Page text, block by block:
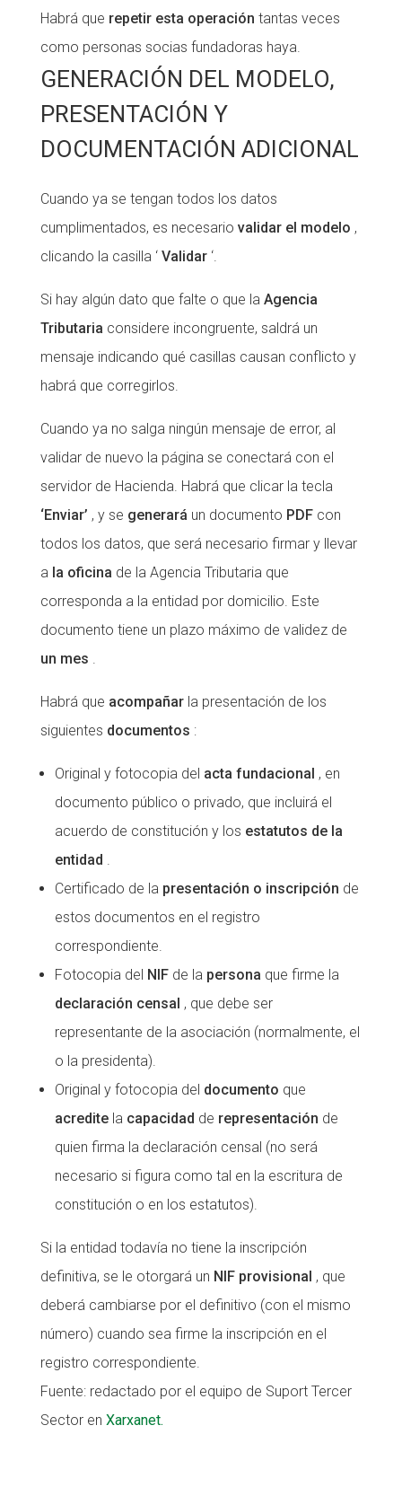
Habrá que repetir esta operación tantas veces
como personas socias fundadoras haya.
GENERACIÓN DEL MODELO,
PRESENTACIÓN Y
DOCUMENTACIÓN ADICIONAL
Cuando ya se tengan todos los datos
cumplimentados, es necesario validar el modelo ,
clicando la casilla ‘ Validar‘.
Si hay algún dato que falte o que la Agencia
Tributaria considere incongruente, saldrá un
mensaje indicando qué casillas causan conflicto y
habrá que corregirlos.
Cuando ya no salga ningún mensaje de error, al
validar de nuevo la página se conectará con el
servidor de Hacienda. Habrá que clicar la tecla
‘Enviar’ , y se generará un documento PDFcon
todos los datos, que será necesario firmar y llevar
a la oficina de la Agencia Tributaria que
corresponda a la entidad por domicilio. Este
documento tiene un plazo máximo de validez de
un mes .
Habrá que acompañarla presentación de los
siguientes documentos :
Original y fotocopia del acta fundacional , en
documento público o privado, que incluirá el
acuerdo de constitución y los estatutos de la
entidad .
Certificado de la presentación o inscripción de
estos documentos en el registro
correspondiente.
Fotocopia del NIFde la persona que firme la
declaración censal , que debe ser
representante de la asociación (normalmente, el
o la presidenta).
Original y fotocopia del documento que
acreditela capacidad de representación de
quien firma la declaración censal (no será
necesario si figura como tal en la escritura de
constitución o en los estatutos).
Si la entidad todavía no tiene la inscripción
definitiva, se le otorgará un NIF provisional , que
deberá cambiarse por el definitivo (con el mismo
número) cuando sea firme la inscripción en el
registro correspondiente.
Fuente: redactado por el equipo de Suport Tercer
Sector en Xarxanet.